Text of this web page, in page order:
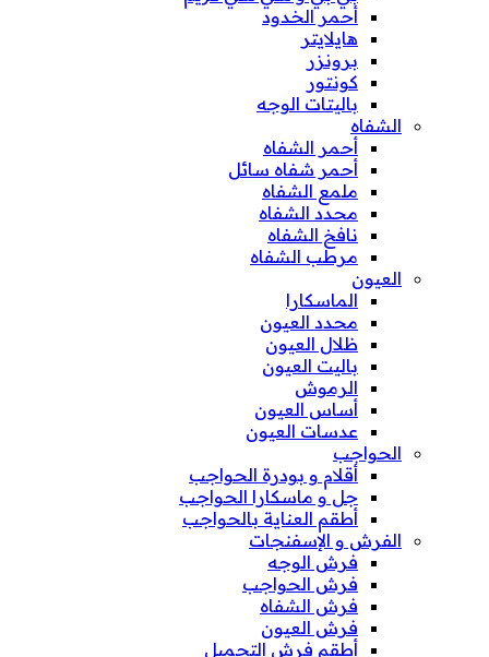
أحمر الخدود
هايلايتر
برونزر
كونتور
باليتات الوجه
الشفاه
أحمر الشفاه
أحمر شفاه سائل
ملمع الشفاه
محدد الشفاه
نافخ الشفاه
مرطب الشفاه
العيون
الماسكارا
محدد العيون
ظلال العيون
باليت العيون
الرموش
أساس العيون
عدسات العيون
الحواجب
أقلام و بودرة الحواجب
جل و ماسكارا الحواجب
أطقم العناية بالحواجب
الفرش و الإسفنجات
فرش الوجه
فرش الحواجب
فرش الشفاه
فرش العيون
أطقم فرش التجميل